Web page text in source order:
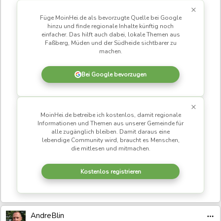
zweiten Veranstaltung noch recht überschaubar. Ob dies an
der fehlenden offiziellen Werbung für die Veranstaltung oder
der recht kurzen Einladungsliste lag, mag ich nicht beurteilen.
Ich selbst hatte noch am Tag der Veranstaltung dazu in den
drei großen Facebook-Gruppen des Ortes aufgerufen. Die
Teilnahme von zwei weiteren Ratsmitgliedern neben BM´in
Speder ist dagegen ein positives Signal. Danke an Angelika
Cremer und Matthias Möncher für die Teilnahme.
Notiz an mich selbst: Zur dritten ZKW wird die
Trommel kräftiger geschlagen.
Sachstand
Nach der ersten Veranstaltung gab es eine Liste an
Hausaufgaben abzuarbeiten. So wurde durch die HVB
seinerzeit erläutert, was die Aufgabe der Verwaltung sei und
×
Füge MoinHei.de als bevorzugte Quelle bei Google
hinzu und finde regionale Inhalte künftig noch
einfacher. Das hilft auch dabei, lokale Themen aus
Faßberg, Müden und der Südheide sichtbarer zu
machen.
Bei Google bevorzugen
×
MoinHei.de betreibe ich kostenlos, damit regionale
Informationen und Themen aus unserer Gemeinde für
alle zugänglich bleiben. Damit daraus eine
lebendige Community wird, braucht es Menschen,
die mitlesen und mitmachen.
Kostenlos registrieren
AndreBlin